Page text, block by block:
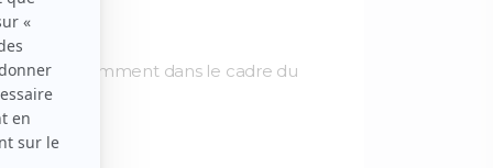
notamment dans le cadre du